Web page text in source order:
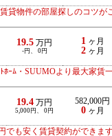
物件の部屋探しのコツが
19.5 万円
-円、 0円
1 ヶ月
2ヶ月
ｰﾑ・SUUMOより最大家賃
19.4 万円
5,000円、 0円
582,000円
0ヶ月
も安く賃貸契約ができます